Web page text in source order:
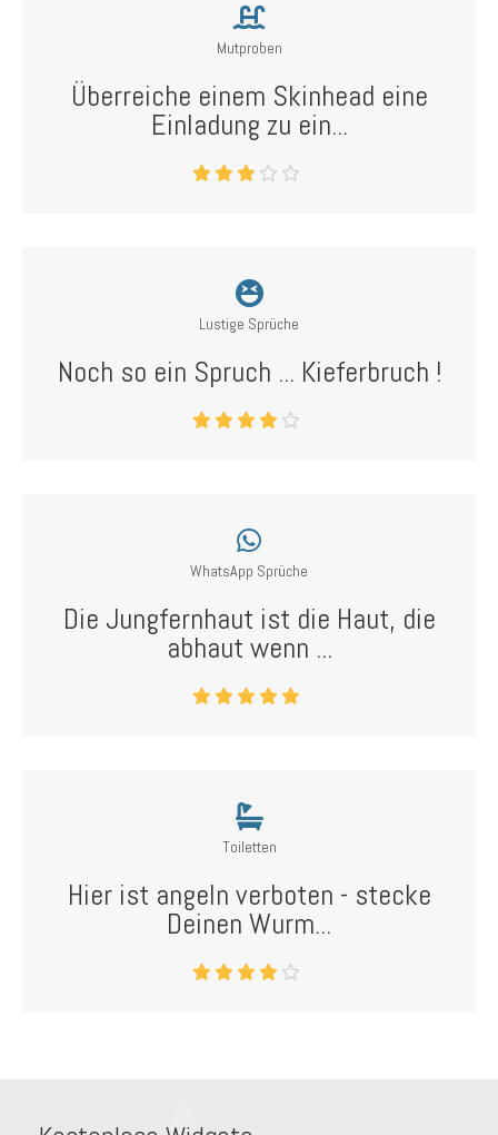
Mutproben
Überreiche einem Skinhead eine
Einladung zu ein...
Lustige Sprüche
Noch so ein Spruch ... Kieferbruch !
WhatsApp Sprüche
Die Jungfernhaut ist die Haut, die
abhaut wenn ...
Toiletten
Hier ist angeln verboten - stecke
Deinen Wurm...